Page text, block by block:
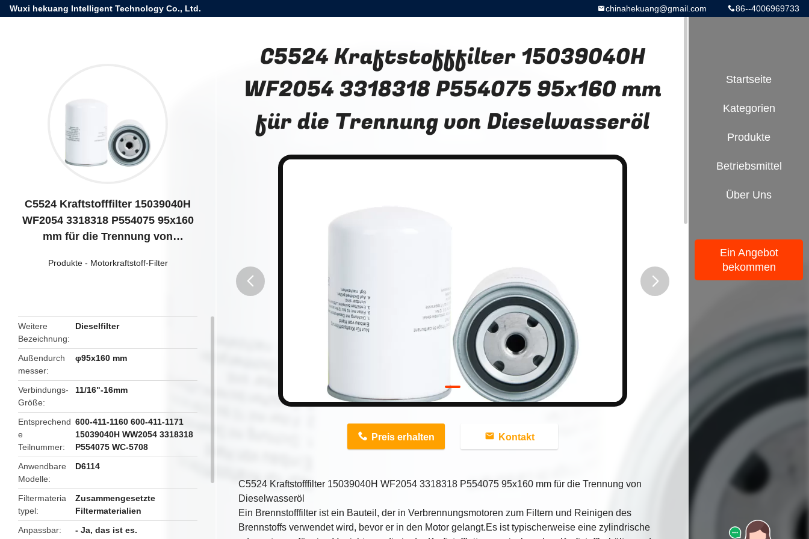
Wuxi hekuang Intelligent Technology Co., Ltd. 86--4006969733
chinahekuang@gmail.com
C5524 Kraftstofffilter 15039040H
WF2054 3318318 P554075 95x160
mm für die Trennung von
Produkte- Motorkraftstoff-Filter
Weitere
Bezeichnung
Dieselfilter
Außendurch
messer
φ95x160 mm
Verbindungs-
Größe
11/16"-16mm
Entsprechend
e
Teilnummer
600-411-1160 600-411-1171
15039040H WW2054 3318318
P554075 WC-5708
Anwendbare
Modelle
D6114
Filtermateria
typel
Zusammengesetzte
Filtermaterialien
Anpassbar
- Ja, das ist es.
C5524 Kraftstofffilter 15039040H
WF2054 3318318 P554075 95x160 mm
für die Trennung von Dieselwasseröl
Preis erhalten Kontakt
C5524 Kraftstofffilter 15039040H WF2054 3318318 P554075 95x160 mm für die Trennung von
Dieselwasseröl
Ein Brennstofffilter ist ein Bauteil, der in Verbrennungsmotoren zum Filtern und Reinigen des
Brennstoffs verwendet wird, bevor er in den Motor gelangt.Es ist typischerweise eine zylindrische
Startseite
Kategorien
Produkte
Betriebsmittel
Über Uns
Ein Angebot
bekommen